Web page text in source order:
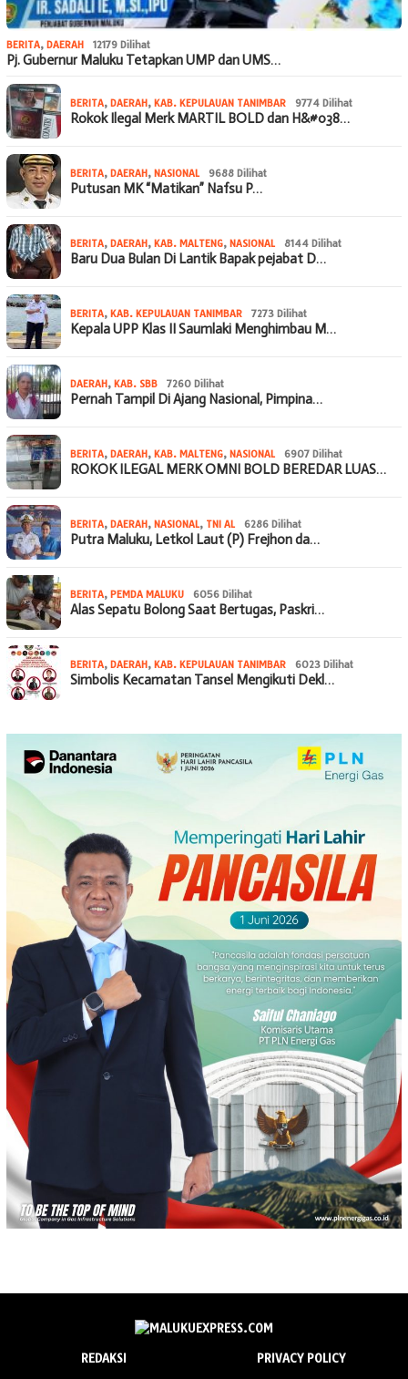
BERITA, DAERAH 12179 Dilihat
Pj. Gubernur Maluku Tetapkan UMP dan UMS…
BERITA, DAERAH, KAB. KEPULAUAN TANIMBAR 9774 Dilihat
Rokok Ilegal Merk MARTIL BOLD dan H&#038…
BERITA, DAERAH, NASIONAL 9688 Dilihat
Putusan MK “Matikan” Nafsu P…
BERITA, DAERAH, KAB. MALTENG, NASIONAL 8144 Dilihat
Baru Dua Bulan Di Lantik Bapak pejabat D…
BERITA, KAB. KEPULAUAN TANIMBAR 7273 Dilihat
Kepala UPP Klas II Saumlaki Menghimbau M…
DAERAH, KAB. SBB 7260 Dilihat
Pernah Tampil Di Ajang Nasional, Pimpina…
BERITA, DAERAH, KAB. MALTENG, NASIONAL 6907 Dilihat
ROKOK ILEGAL MERK OMNI BOLD BEREDAR LUAS…
BERITA, DAERAH, NASIONAL, TNI AL 6286 Dilihat
Putra Maluku, Letkol Laut (P) Frejhon da…
BERITA, PEMDA MALUKU 6056 Dilihat
Alas Sepatu Bolong Saat Bertugas, Paskri…
BERITA, DAERAH, KAB. KEPULAUAN TANIMBAR 6023 Dilihat
Simbolis Kecamatan Tansel Mengikuti Dekl…
REDAKSI
PRIVACY POLICY